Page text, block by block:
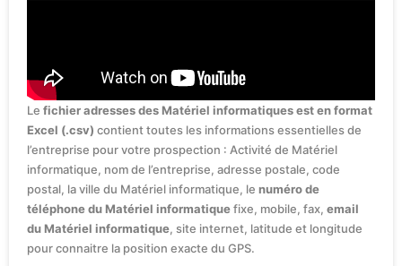
Le fichier adresses des Matériel informatiques est en format
Excel (.csv) contient toutes les informations essentielles de
l’entreprise pour votre prospection : Activité de Matériel
informatique, nom de l’entreprise, adresse postale, code
postal, la ville du Matériel informatique, le numéro de
téléphone du Matériel informatiquefixe, mobile, fax, email
du Matériel informatique, site internet, latitude et longitude
pour connaitre la position exacte du GPS.